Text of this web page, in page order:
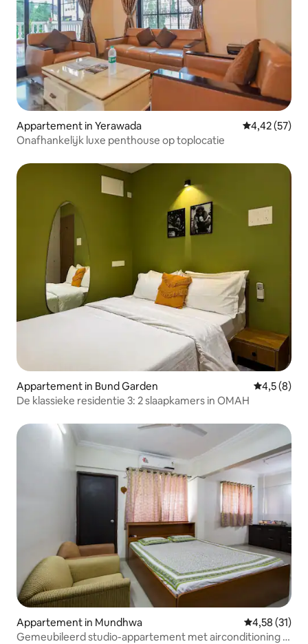
Appartement in Yerawada Gemiddelde
4,42 (57)
Onafhankelijk luxe penthouse op toplocatie
Appartement in Bund Garden
4,5 (8)
De klassieke residentie 3: 2 slaapkamers in OMAH
Appartement in Mundhwa Gemiddelde
4,58 (31)
Gemeubileerd studio-appartement met airconditioning in